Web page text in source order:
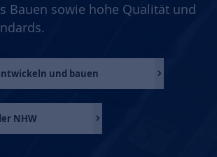
Bauen sowie hohe Qualität und
und bauen
NHW